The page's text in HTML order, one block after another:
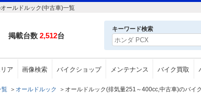
ールドルック(中古車)一覧
掲載台数 2,512台
キーワード検索
ア 画像検索 バイクショップ メンテナンス バイク買取
覧 ＞ オールドルック ＞ オールドルック(排気量251～400cc,中古車)のバイ